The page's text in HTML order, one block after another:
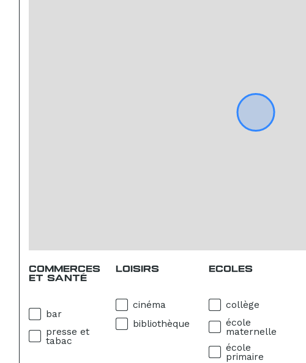
COMMERCES
ET SANTÉ
bar
presse et
tabac
LOISIRS
cinéma
bibliothèque
ECOLES
collège
école
maternelle
école
primaire